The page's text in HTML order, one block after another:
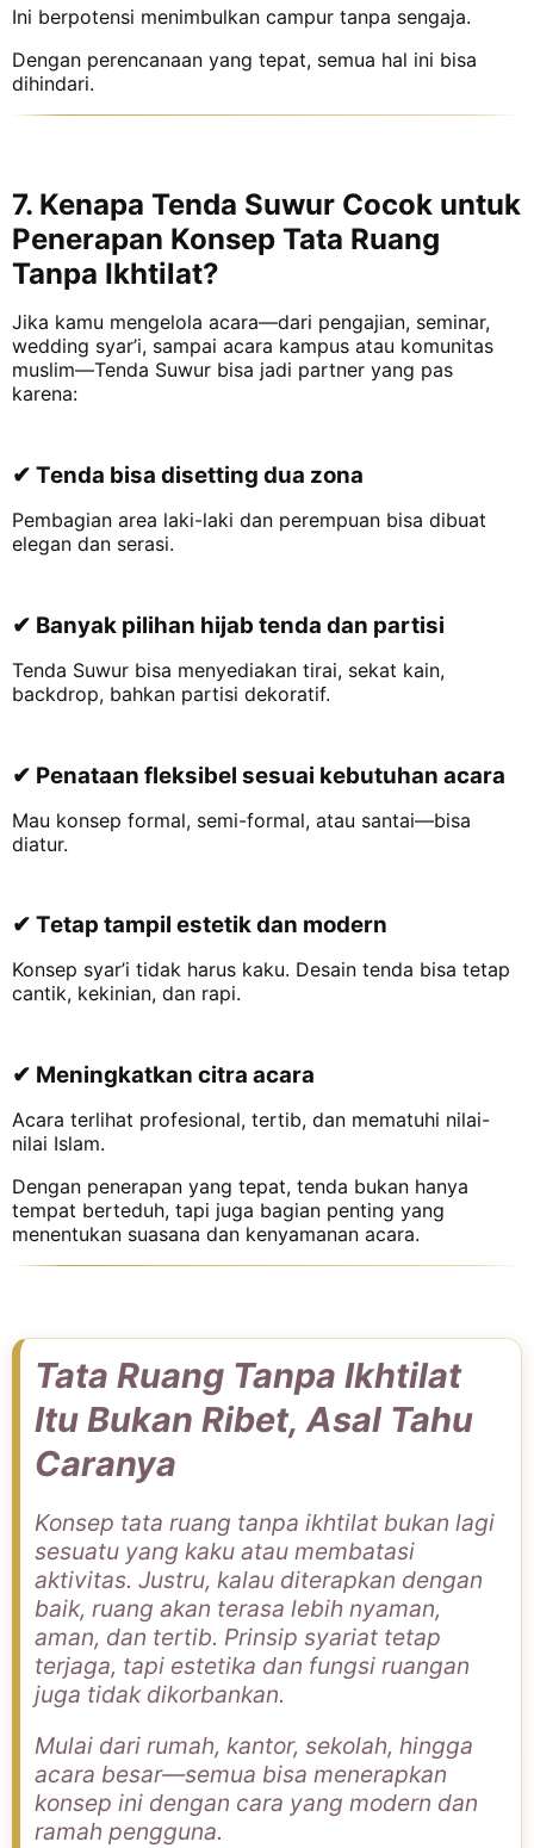
Ini berpotensi menimbulkan campur tanpa sengaja.
Dengan perencanaan yang tepat, semua hal ini bisa
dihindari.
7. Kenapa Tenda Suwur Cocok untuk
Penerapan Konsep Tata Ruang
Tanpa Ikhtilat?
Jika kamu mengelola acara—dari pengajian, seminar,
wedding syar’i, sampai acara kampus atau komunitas
muslim—Tenda Suwur bisa jadi partner yang pas
karena:
✔ Tenda bisa disetting dua zona
Pembagian area laki-laki dan perempuan bisa dibuat
elegan dan serasi.
✔ Banyak pilihan hijab tenda dan partisi
Tenda Suwur bisa menyediakan tirai, sekat kain,
backdrop, bahkan partisi dekoratif.
✔ Penataan fleksibel sesuai kebutuhan acara
Mau konsep formal, semi-formal, atau santai—bisa
diatur.
✔ Tetap tampil estetik dan modern
Konsep syar’i tidak harus kaku. Desain tenda bisa tetap
cantik, kekinian, dan rapi.
✔ Meningkatkan citra acara
Acara terlihat profesional, tertib, dan mematuhi nilai-
nilai Islam.
Dengan penerapan yang tepat, tenda bukan hanya
tempat berteduh, tapi juga bagian penting yang
menentukan suasana dan kenyamanan acara.
Tata Ruang Tanpa Ikhtilat
Itu Bukan Ribet, Asal Tahu
Caranya
Konsep tata ruang tanpa ikhtilat bukan lagi
sesuatu yang kaku atau membatasi
aktivitas. Justru, kalau diterapkan dengan
baik, ruang akan terasa lebih nyaman,
aman, dan tertib. Prinsip syariat tetap
terjaga, tapi estetika dan fungsi ruangan
juga tidak dikorbankan.
Mulai dari rumah, kantor, sekolah, hingga
acara besar—semua bisa menerapkan
konsep ini dengan cara yang modern dan
ramah pengguna.